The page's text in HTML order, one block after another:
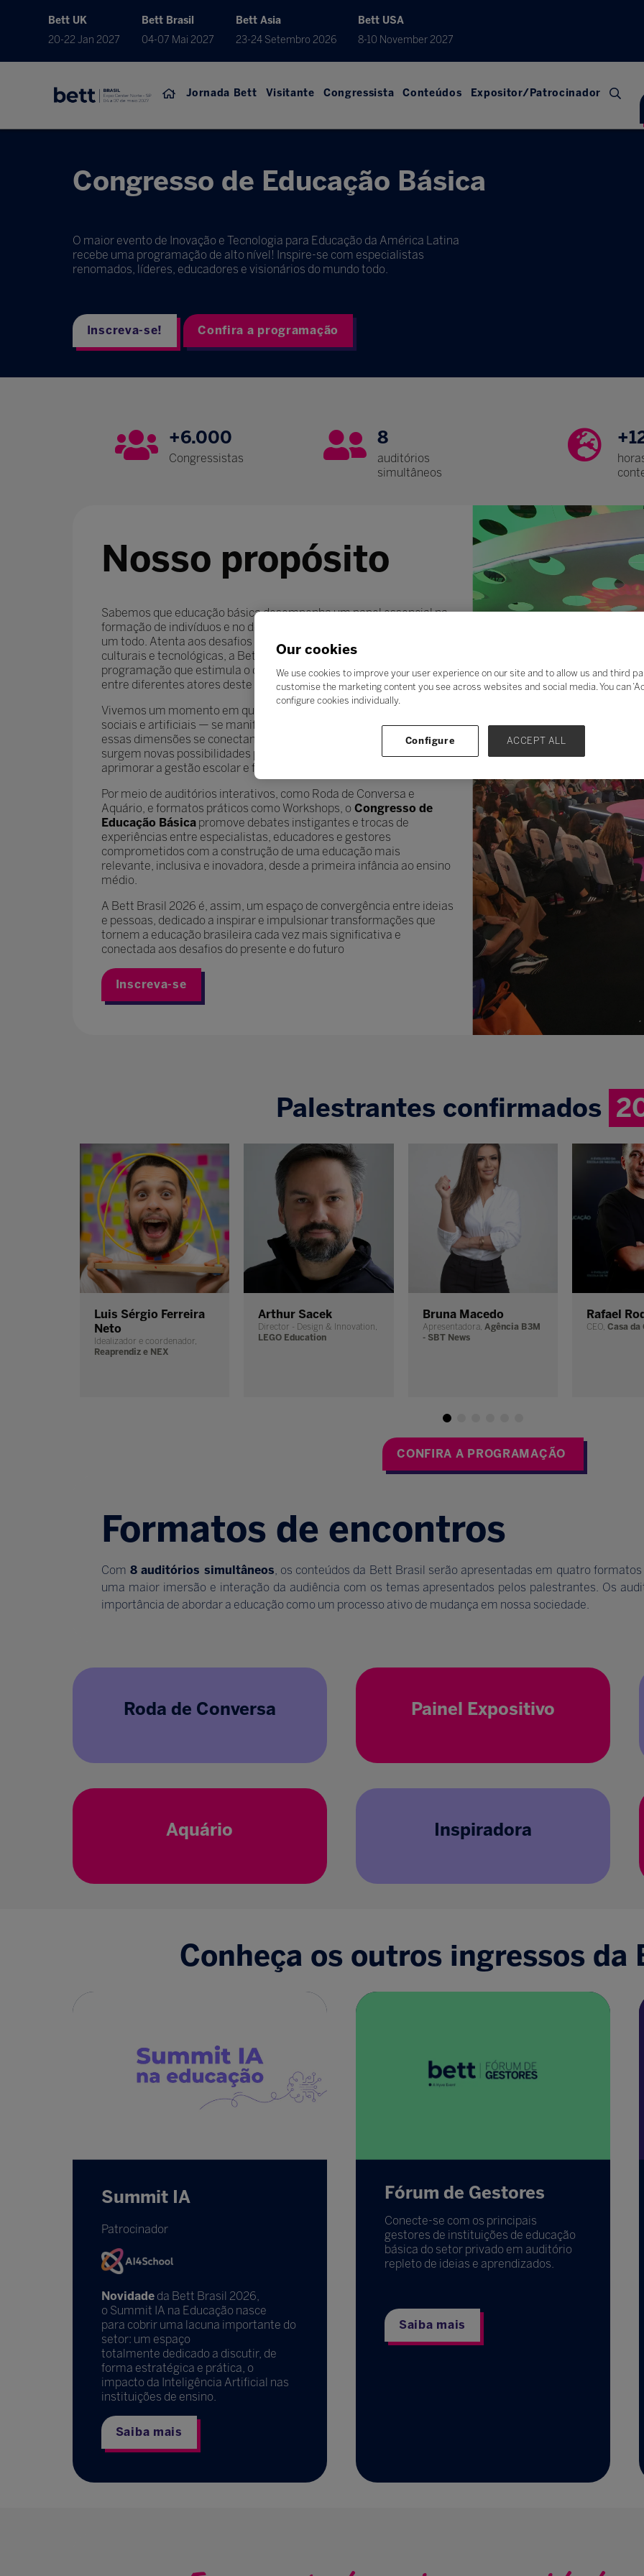
Bett UK
20-22 Jan 2027
Bett Brasil
04-07 Mai 2027
Bett Asia
23-24 Setembro 2026
Bett USA
8-10 November 2027
Jornada Bett Visitante Congressista Conteúdos Expositor/Patrocinador
Congresso de Educação Básica
O maior evento de Inovação e Tecnologia para Educação da América Latina
recebe uma programação de alto nível! Inspire-se com especialistas
renomados, líderes, educadores e visionários do mundo todo.
Inscreva-se! Confira a programação
+6.000
Congressistas
8
auditórios
simultâneos
Nosso propósito
Sabemos que educação básica desempenha um papel essencial na
formação de indivíduos e no desenvolvimento da sociedade como
um todo. Atenta aos desafios contemporâneos e às transformações
culturais e tecnológicas, a Bett Brasil 2026 propõe uma
programação que estimula o diálogo, a reflexão e a colaboração
entre diferentes atores deste que é o maior segmento do setor.
Vivemos um momento em que múltiplas inteligências — humanas,
sociais e artificiais — se manifestam e se complementam. Quando
essas dimensões se conectam com propósito, ética e colaboração,
surgem novas possibilidades para reinventar práticas pedagógicas,
aprimorar a gestão escolar e fortalecer a inclusão.
Por meio de auditórios interativos, como Roda de Conversa e
Aquário, e formatos práticos como Workshops, oCongresso de
Educação Básicapromove debates instigantes e trocas de
experiências entre especialistas, educadores e gestores
comprometidos com a construção de uma educação mais
relevante, inclusiva e inovadora, desde a primeira infância ao ensino
médio.
A Bett Brasil 2026 é, assim, um espaço de convergência entre ideias
e pessoas, dedicado a inspirar e impulsionar transformações que
tornem a educação brasileira cada vez mais significativa e
conectada aos desafios do presente e do futuro
Inscreva-se
Palestrantes confirmados
Luis Sérgio Ferreira
Neto
Idealizador e coordenador,
Reaprendiz e NEX
Arthur Sacek
Director - Design & Innovation,
LEGO Education
Bruna Macedo
Apresentadora, Agência B3M
- SBT News
Rafael
CEO, Casa da
CONFIRA A PROGRAMAÇÃO
Formatos de encontros
Com 8 auditórios simultâneos, os conteúdos da Bett Brasil serão apresentadas em quatro
uma maior imersão e interação da audiência com os temas apresentados pelos palestrantes. Os
importância de abordar a educação como um processo ativo de mudança em nossa sociedade.
Roda de Conversa Painel Expositivo
Aquário Inspiradora
Conheça os outros ingressos da
Summit IA
Patrocinador
Novidadeda Bett Brasil 2026,
o Summit IA na Educação nasce
para cobrir uma lacuna importante do
setor: um espaço
totalmente dedicado a discutir, de
forma estratégica e prática, o
impacto da Inteligência Artificial nas
instituições de ensino.
Saiba mais
Fórum de Gestores
Conecte-se com os principais
gestores de instituições de educação
básica do setor privado em auditório
repleto de ideias e aprendizados.
Saiba mais
Our cookies
We use cookies to improve your user experience on our site and to allow us and third
customise the marketing content you see across websites and social media. You can
configure cookies individually.
Configure ACCEPT ALL